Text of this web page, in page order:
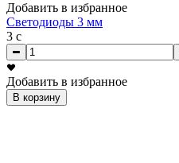
Добавить в избранное
Светодиоды 3 мм
3 c
Добавить в избранное
В корзину